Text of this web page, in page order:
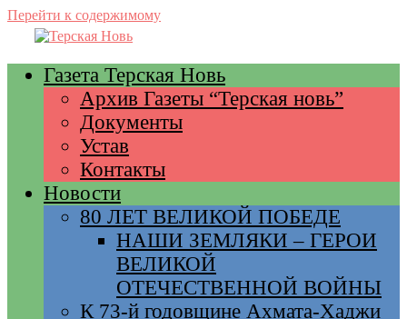
Перейти к содержимому
Газета Терская Новь
Архив Газеты “Терская новь”
Документы
Устав
Контакты
Новости
80 ЛЕТ ВЕЛИКОЙ ПОБЕДЕ
НАШИ ЗЕМЛЯКИ – ГЕРОИ
ВЕЛИКОЙ
ОТЕЧЕСТВЕННОЙ ВОЙНЫ
К 73-й годовщине Ахмата-Хаджи